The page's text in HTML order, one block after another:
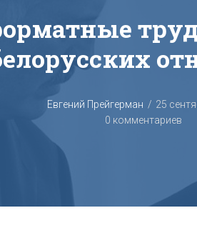
Евгений Прейгерман
25
0 комментариев